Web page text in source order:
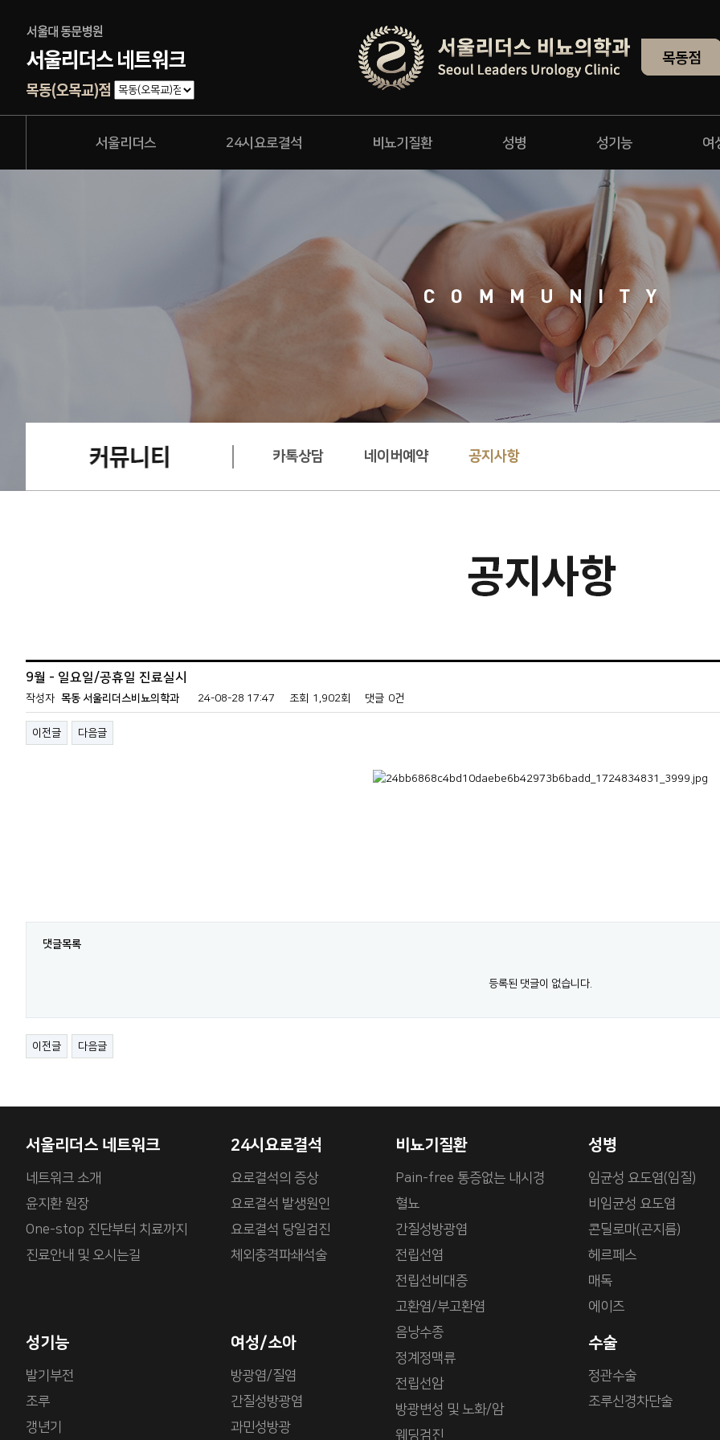
서울리더스 24시요로결석 비뇨기질환 성병 성기능 여
네트워크 소개(지점안내)
One-stop 진단부터 치료까지
요로결석의 증상
방광염/질염
과민성방광
소아질환
카톡상담 네이버예약 공지사항
9월 - 일요일/공휴일 진료실시
작성자 목동 서울리더스비뇨의학과 24-08-28 17:47 조회 1,902회 댓글 0건
이전글 다음글
댓글목록
등록된 댓글이 없습니다.
이전글 다음글
서울리더스 네트워크
네트워크 소개
윤지환 원장
One-stop 진단부터 치료까지
진료안내 및 오시는길
24시요로결석
요로결석의 증상
요로결석 발생원인
요로결석 당일검진
체외충격파쇄석술
비뇨기질환
Pain-free 통증없는 내시경
혈뇨
간질성방광염
전립선염
전립선비대증
고환염/부고환염
음낭수종
정계정맥류
전립선암
방광변성 및 노화/암
웨딩검진
성병
임균성 요도염(임질)
비임균성 요도염
콘딜로마(곤지름)
헤르페스
매독
에이즈
성기능
발기부전
조루
갱년기
여성/소아
방광염/질염
간질성방광염
과민성방광
수술
정관수술
조루신경차단술